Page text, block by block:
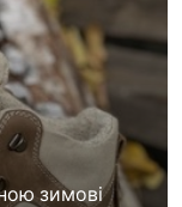
зимові